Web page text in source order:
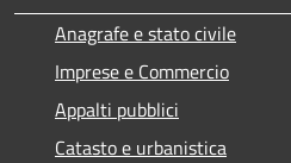
Anagrafe e stato civile
Imprese e Commercio
Appalti pubblici
Catasto e urbanistica